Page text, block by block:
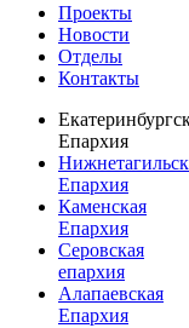
Проекты
Новости
Отделы
Контакты
Епархия
Епархия
Каменская
Епархия
Серовская
епархия
Алапаевская
Епархия